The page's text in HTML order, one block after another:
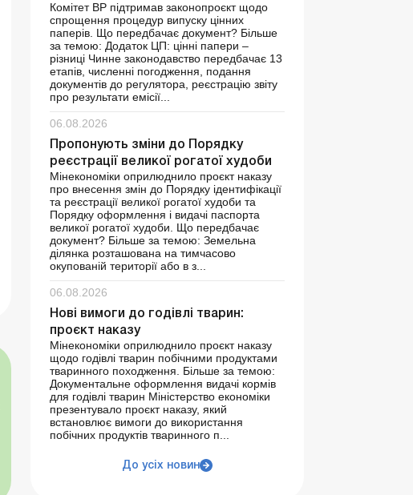
Комітет ВР підтримав законопроєкт щодо
спрощення процедур випуску цінних
паперів. Що передбачає документ? Більше
за темою: Додаток ЦП: цінні папери –
різниці Чинне законодавство передбачає 13
етапів, численні погодження, подання
документів до регулятора, реєстрацію звіту
про результати емісії...
06.08.2026
Пропонують зміни до Порядку
реєстрації великої рогатої худоби
Мінекономіки оприлюднило проєкт наказу
про внесення змін до Порядку ідентифікації
та реєстрації великої рогатої худоби та
Порядку оформлення і видачі паспорта
великої рогатої худоби. Що передбачає
документ? Більше за темою: Земельна
ділянка розташована на тимчасово
окупованій території або в з...
06.08.2026
Нові вимоги до годівлі тварин:
проєкт наказу
Мінекономіки оприлюднило проєкт наказу
щодо годівлі тварин побічними продуктами
тваринного походження. Більше за темою:
Документальне оформлення видачі кормів
для годівлі тварин Міністерство економіки
презентувало проєкт наказу, який
встановлює вимоги до використання
побічних продуктів тваринного п...
До усіх новин